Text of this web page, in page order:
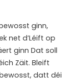
ginn,
net d’Léift op
ginn Dat soll
Zäit. Bleift
datt déi